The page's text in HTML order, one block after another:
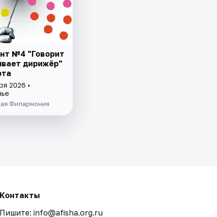
№4 "Говорит
дирижёр"
2026 •
Филармония
Контакты
Пишите: info@afisha.org.ru